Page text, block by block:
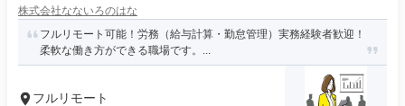
株式会社なないろのはな
フルリモート可能！労務（給与計算・勤怠管理）実務経験者歓迎！
柔軟な働き方ができる職場です。...
フルリモート